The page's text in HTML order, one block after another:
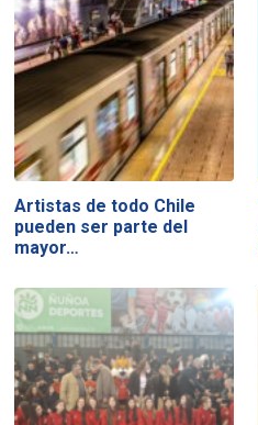
Artistas de todo Chile
pueden ser parte del
mayor…